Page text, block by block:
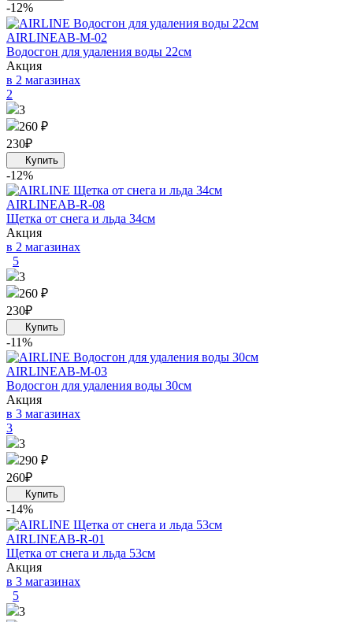
-12%
AIRLINEAB-M-02
Водосгон для удаления воды 22см
Акция
в 2 магазинах
2
3
260 ₽
230₽
-12%
AIRLINEAB-R-08
Щетка от снега и льда 34см
Акция
в 2 магазинах
5
3
260 ₽
230₽
-11%
AIRLINEAB-M-03
Водосгон для удаления воды 30см
Акция
в 3 магазинах
3
3
290 ₽
260₽
-14%
AIRLINEAB-R-01
Щетка от снега и льда 53см
Акция
в 3 магазинах
5
3